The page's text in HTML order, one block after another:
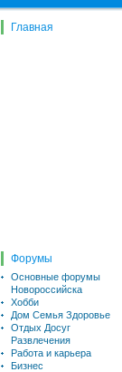
Главная
Форумы
Основные форумы
Новороссийска
Хобби
Дом Семья Здоровье
Отдых Досуг
Развлечения
Работа и карьера
Бизнес